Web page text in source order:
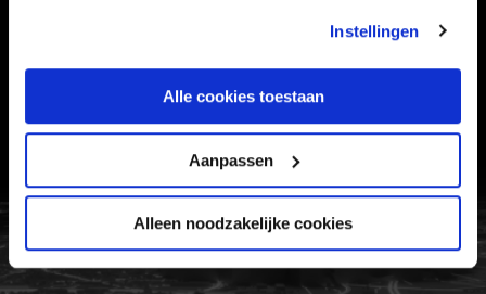
Instellingen
Alle cookies toestaan
Aanpassen
Alleen noodzakelijke cookies
CONTACT
FC Utrecht<br>vanuit<br>het